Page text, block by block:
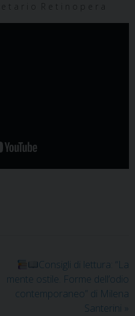
e t a r i o R e t i n o p e r a
Consigli di lettura: “La
mente ostile. Forme dell’odio
contemporaneo” di Milena
Santerini »